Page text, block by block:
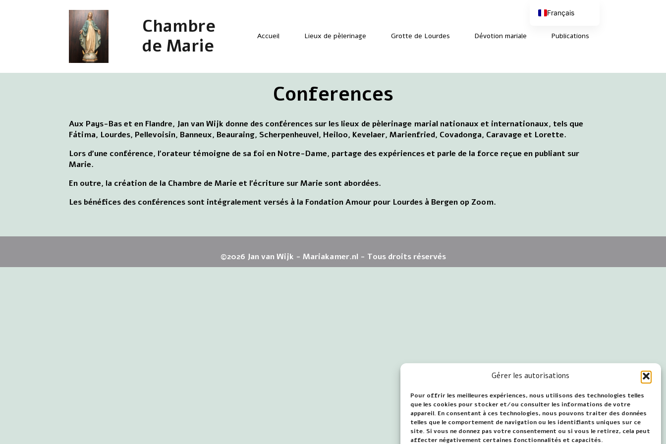
Gérer les autorisations
Pour offrir les meilleures expériences, nous utilisons des technologies telles
que les cookies pour stocker et/ou consulter les informations de votre
appareil. En consentant à ces technologies, nous pouvons traiter des données
telles que le comportement de navigation ou les identifiants uniques sur ce
site. Si vous ne donnez pas votre consentement ou si vous le retirez, cela peut
affecter négativement certaines fonctionnalités et capacités.
Chambre
de Marie
Accueil Lieux de pèlerinage Grotte de Lourdes Dévotion mariale Publications
Conferences
Aux Pays-Bas et en Flandre, Jan van Wijk donne des conférences sur les lieux de pèlerinage marial nationaux et internationaux, tels que
Fátima, Lourdes, Pellevoisin, Banneux, Beauraing, Scherpenheuvel, Heiloo, Kevelaer, Marienfried, Covadonga, Caravage et Lorette.
Lors d'une conférence, l'orateur témoigne de sa foi en Notre-Dame, partage des expériences et parle de la force reçue en publiant sur
Marie.
En outre, la création de la Chambre de Marie et l'écriture sur Marie sont abordées.
Les bénéfices des conférences sont intégralement versés à la Fondation Amour pour Lourdes à Bergen op Zoom.
©2026 Jan van Wijk - Mariakamer.nl - Tous droits réservés
Français
English (UK)